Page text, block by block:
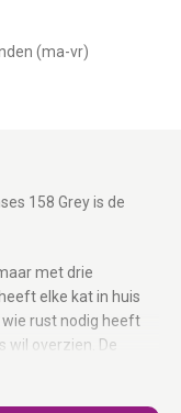
158 Grey is de
met drie
elke kat in huis
wie rust nodig heeft
wil overzien. De
Let op: de
(ma-vr)